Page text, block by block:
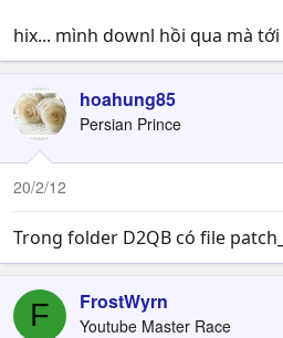
hix... mình downl hồi qua mà
hoahung85
Persian Prince
20/2/12
Trong folder D2QB có file
F FrostWyrn
Youtube Master Race